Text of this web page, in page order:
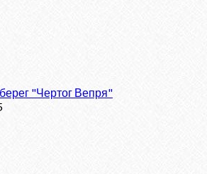
"Чертог Вепря"